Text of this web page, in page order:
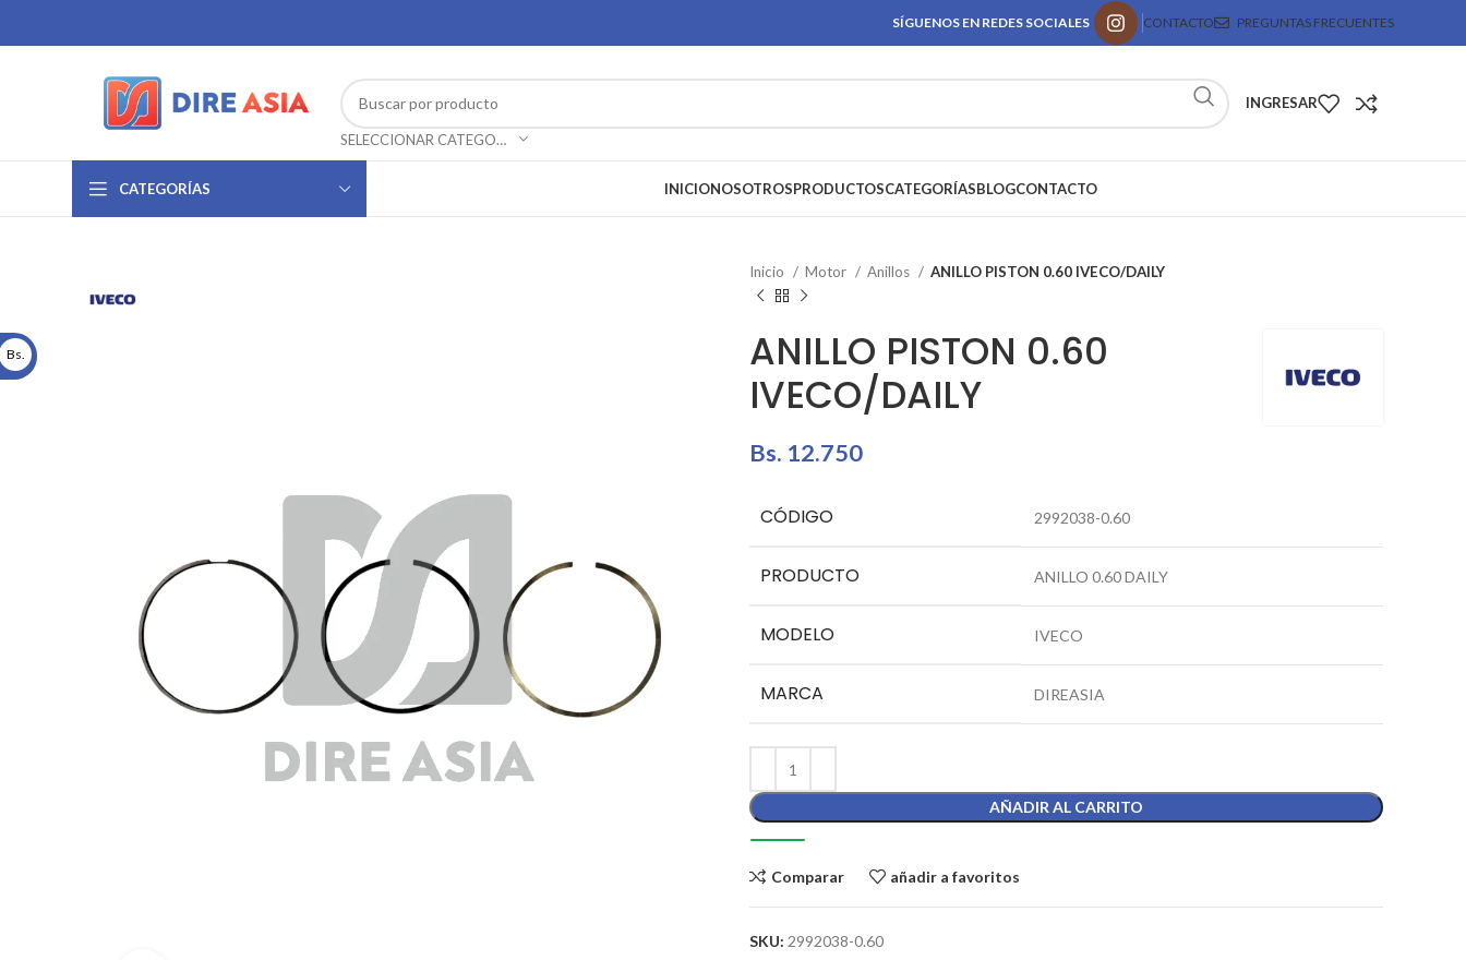
SÍGUENOS EN REDES SOCIALES CONTACTO PREGUNTAS FRECUENTES
SELECCIONAR CATEGORÍA
INGRESAR
CATEGORÍAS INICIONOSOTROSPRODUCTOSCATEGORÍASBLOGCONTACTO
Inicio Motor Anillos ANILLO PISTON 0.60 IVECO/DAILY
ANILLO PISTON 0.60
IVECO/DAILY
Bs. 12.750
CÓDIGO 2992038-0.60
PRODUCTO ANILLO 0.60 DAILY
MODELO IVECO
MARCA DIREASIA
AÑADIR AL CARRITO
Comparar añadir a favoritos
SKU: 2992038-0.60
Bs.